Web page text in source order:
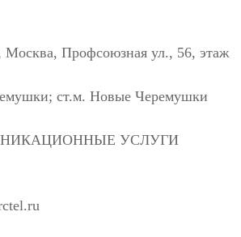
Профсоюзная ул., 56, этаж
ст.м. Новые Черемушки
УСЛУГИ